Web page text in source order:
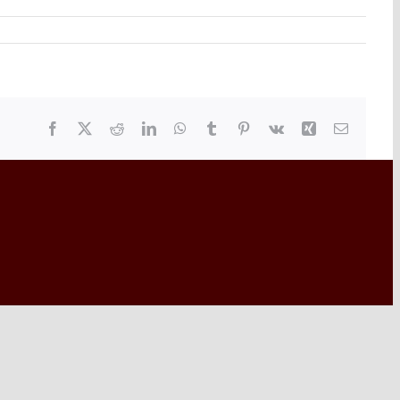
Facebook RedditLinkedInWhatsApp
Tumblr Pinterest
Vk Xing Email